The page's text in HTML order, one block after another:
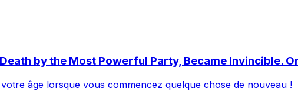
by the Most Powerful Party, Became Invincible.
âge lorsque vous commencez quelque chose de nouveau !